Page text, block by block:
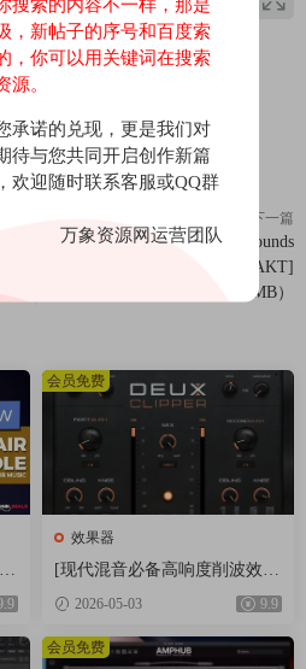
& Waveshaper
is required to run.
and uses less memory than
0
下一篇
[声音纹理包]Edu Prado Sounds
Texture Bundle [KONTAKT]
（326MB）
效果器
[现代混音必备高响度削波效果
插件] Audioloom Maciel Audio
Deux Clipper v1.0.0 [WiN, Mac
OSX]（34.5MB+145MB)
2026-05-03 9.9
会员免费
会员免费
，新帖子的序号和百度索
，你可以用关键词在搜索
源。
承诺的兑现，更是我们对
待与您共同开启创作新篇
欢迎随时联系客服或QQ群
万象资源网运营团队